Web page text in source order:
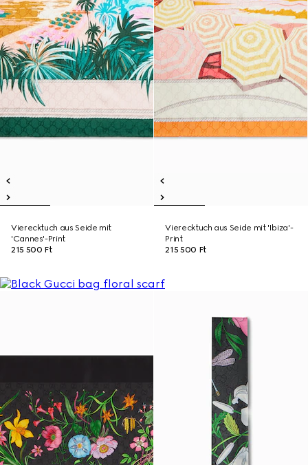
Vierecktuch aus Seide mit
'Cannes'-Print
215 500 Ft
Vierecktuch aus Seide mit 'Ibiza'-
Print
215 500 Ft